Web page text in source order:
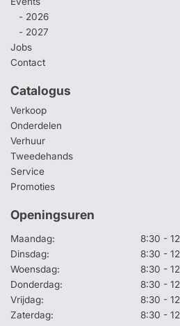
- 2026
- 2027
Jobs
Contact
Catalogus
Verkoop
Onderdelen
Verhuur
Tweedehands
Service
Promoties
Openingsuren
Maandag:
8:30 -
Dinsdag:
8:30 -
Woensdag:
8:30 -
Donderdag:
8:30 -
Vrijdag:
8:30 -
Zaterdag:
8:30 -